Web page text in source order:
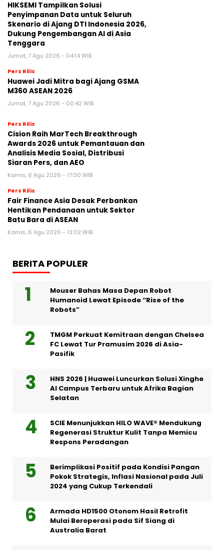
HIKSEMI Tampilkan Solusi
Penyimpanan Data untuk Seluruh
Skenario di Ajang DTI Indonesia 2026,
Dukung Pengembangan AI di Asia
Tenggara
Jumat, 7 Agu 2026 - 04:14 WIB
Pers Rilis
Huawei Jadi Mitra bagi Ajang GSMA
M360 ASEAN 2026
Jumat, 7 Agu 2026 - 00:42 WIB
Pers Rilis
Cision Raih MarTech Breakthrough
Awards 2026 untuk Pemantauan dan
Analisis Media Sosial, Distribusi
Siaran Pers, dan AEO
Kamis, 6 Agu 2026 - 17:00 WIB
Pers Rilis
Fair Finance Asia Desak Perbankan
Hentikan Pendanaan untuk Sektor
Batu Bara di ASEAN
Kamis, 6 Agu 2026 - 13:02 WIB
BERITA POPULER
Mouser Bahas Masa Depan Robot
Humanoid Lewat Episode “Rise of the
Robots”
TMGM Perkuat Kemitraan dengan Chelsea
FC Lewat Tur Pramusim 2026 di Asia-
Pasifik
HNS 2026 | Huawei Luncurkan Solusi Xinghe
AI Campus Terbaru untuk Afrika Bagian
Selatan
SCIE Menunjukkan HILO WAVE® Mendukung
Regenerasi Struktur Kulit Tanpa Memicu
Respons Peradangan
Berimplikasi Positif pada Kondisi Pangan
Pokok Strategis, Inflasi Nasional pada Juli
2024 yang Cukup Terkendali
Armada HD1500 Otonom Hasil Retrofit
Mulai Beroperasi pada Sif Siang di
Australia Barat